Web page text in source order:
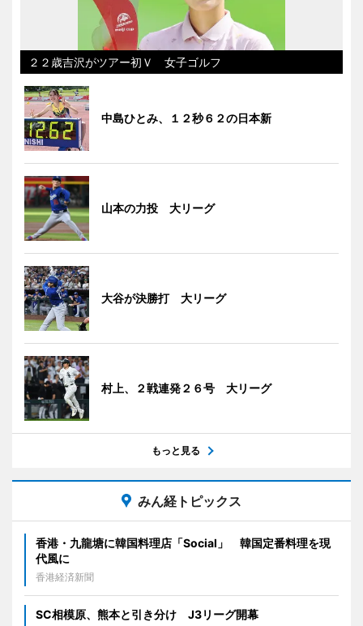
２２歳吉沢がツアー初Ｖ 女子ゴルフ
中島ひとみ、１２秒６２の日本新
山本の力投 大リーグ
大谷が決勝打 大リーグ
村上、２戦連発２６号 大リーグ
もっと見る
みん経トピックス
香港・九龍塘に韓国料理店「Social」 韓国定番料理を現
代風に
香港経済新聞
SC相模原、熊本と引き分け J3リーグ開幕